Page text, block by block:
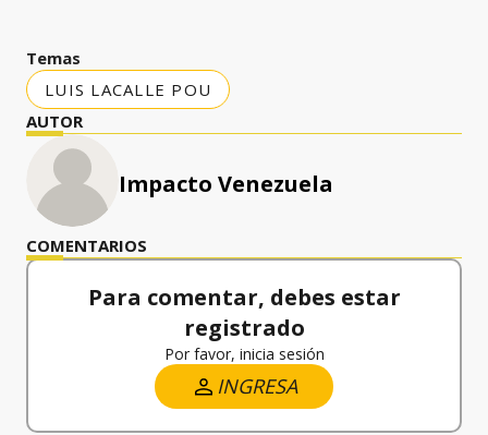
Temas
LUIS LACALLE POU
AUTOR
Impacto Venezuela
COMENTARIOS
Para comentar, debes estar
registrado
Por favor, inicia sesión
INGRESA